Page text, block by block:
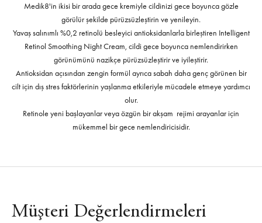
Medik8'in ikisi bir arada gece kremiyle cildinizi gece boyunca gözle
görülür şekilde pürüzsüzleştirin ve yenileyin.
Yavaş salınımlı %0,2 retinolü besleyici antioksidanlarla birleştiren Intelligent
Retinol Smoothing Night Cream, cildi gece boyunca nemlendirirken
görünümünü nazikçe pürüzsüzleştirir ve iyileştirir.
Antioksidan açısından zengin formül ayrıca sabah daha genç görünen bir
cilt için dış stres faktörlerinin yaşlanma etkileriyle mücadele etmeye yardımcı
olur.
Retinole yeni başlayanlar veya özgün bir akşam rejimi arayanlar için
mükemmel bir gece nemlendiricisidir.
Müşteri Değerlendirmeleri